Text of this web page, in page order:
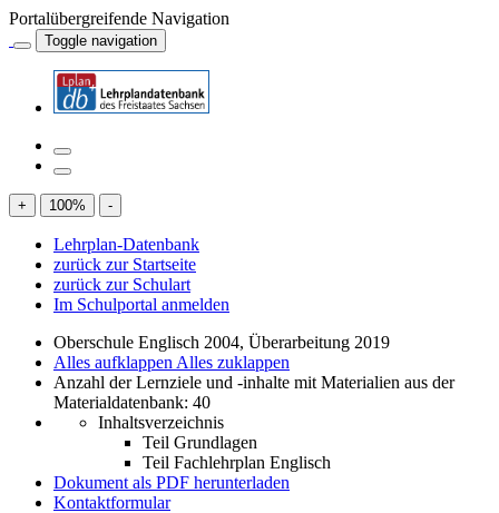
Portalübergreifende Navigation
Toggle navigation
+ 100% -
Lehrplan-Datenbank
zurück zur Startseite
zurück zur Schulart
Im Schulportal anmelden
Oberschule Englisch 2004, Überarbeitung 2019
Alles aufklappen Alles zuklappen
Anzahl der Lernziele und -inhalte mit Materialien aus der
Materialdatenbank: 40
Inhaltsverzeichnis
Teil Grundlagen
Teil Fachlehrplan Englisch
Dokument als PDF herunterladen
Kontaktformular